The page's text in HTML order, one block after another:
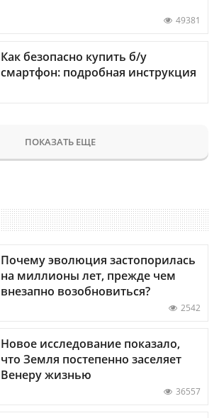
49381
Как безопасно купить б/у
смартфон: подробная инструкция
ПОКАЗАТЬ ЕЩЕ
Почему эволюция застопорилась
на миллионы лет, прежде чем
внезапно возобновиться?
2542
Новое исследование показало,
что Земля постепенно заселяет
Венеру жизнью
36557